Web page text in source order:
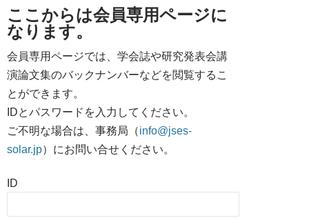
ここからは会員専用ページに
なります。
会員専用ページでは、学会誌や研究発表会講
演論文集のバックナンバーなどを閲覧するこ
とができます。
IDとパスワードを入力してください。
ご不明な場合は、事務局（info@jses-
solar.jp）にお問い合せください。
ID